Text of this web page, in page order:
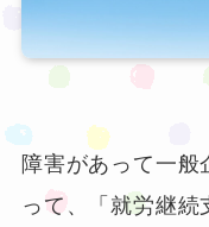
障害があって一般
って、「就労継続